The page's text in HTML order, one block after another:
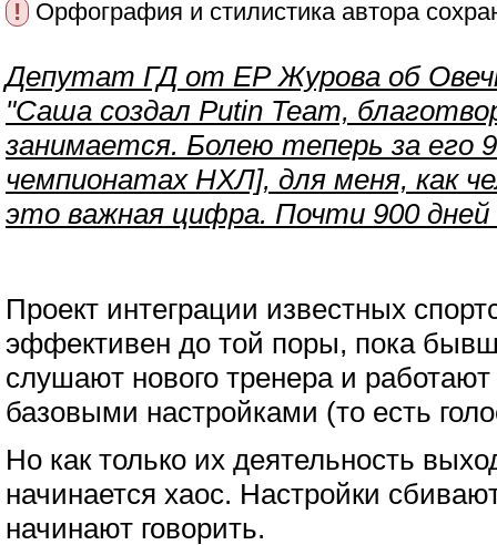
! Орфография и стилистика автора
Депутат ГД от ЕР Журова об
"Саша создал Putin Team,
занимается. Болею теперь за его
чемпионатах НХЛ], для меня, как
это важная цифра. Почти 900 дней
Проект интеграции известных
эффективен до той поры, пока
слушают нового тренера и работают
базовыми настройками (то есть
Но как только их деятельность
начинается хаос. Настройки
начинают говорить.